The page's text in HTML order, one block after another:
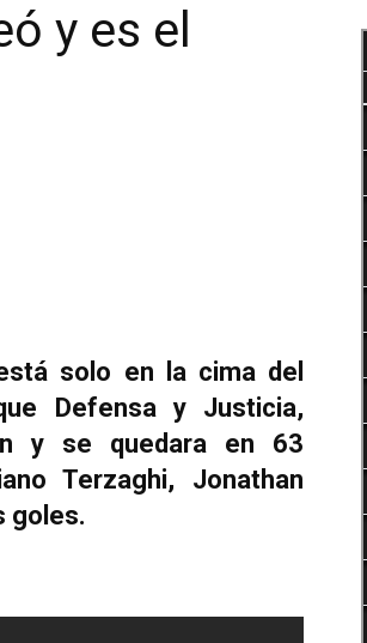
Times
y es el
solo en la cima del
Defensa y Justicia,
y se quedara en 63
Terzaghi, Jonathan
goles.